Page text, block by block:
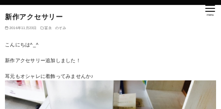
新作アクセサリー
2016年11月23日 冨永 のぞみ
こんにちは^_^
新作アクセサリー追加しました！
耳元もオシャレに着飾ってみませんか♪